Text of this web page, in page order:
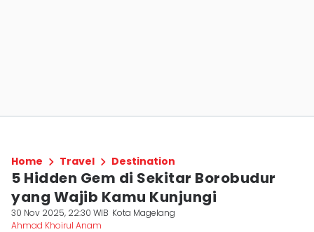
Home Travel Destination
5 Hidden Gem di Sekitar Borobudur
yang Wajib Kamu Kunjungi
30 Nov 2025, 22:30 WIB Kota Magelang
Ahmad Khoirul Anam